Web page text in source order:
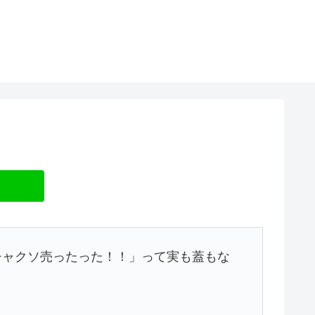
クソ売ったった！！」って実も蓋もな